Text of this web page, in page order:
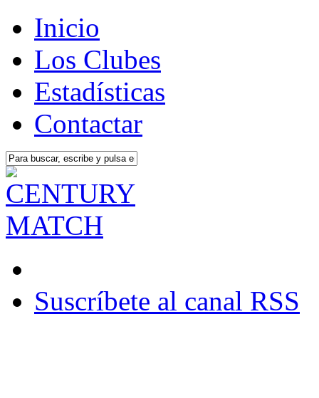
Inicio
Los Clubes
Estadísticas
Contactar
Suscríbete al canal RSS